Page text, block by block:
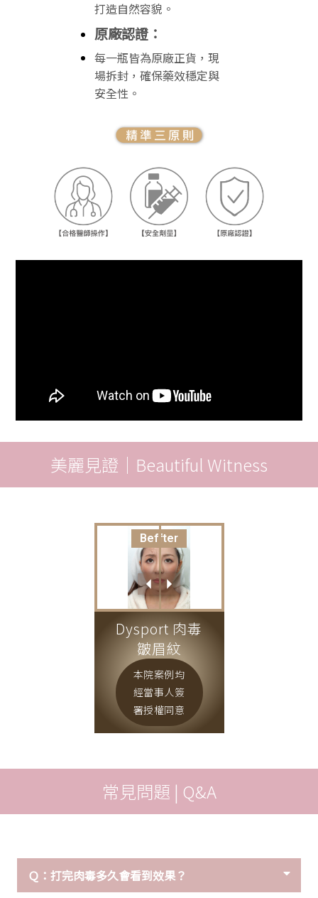
打造自然容貌。
原廠認證：
每一瓶皆為原廠正貨，現
場拆封，確保藥效穩定與
安全性。
美麗見證｜Beautiful Witness
Before
After
Dysport 肉毒
皺眉紋
本院案例均
經當事人簽
署授權同意
常見問題 | Q&A
Ｑ：打完肉毒多久會看到效果？